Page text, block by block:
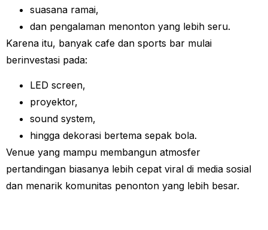
suasana ramai,
dan pengalaman menonton yang lebih seru.
Karena itu, banyak cafe dan sports bar mulai
berinvestasi pada:
LED screen,
proyektor,
sound system,
hingga dekorasi bertema sepak bola.
Venue yang mampu membangun atmosfer
pertandingan biasanya lebih cepat viral di media sosial
dan menarik komunitas penonton yang lebih besar.